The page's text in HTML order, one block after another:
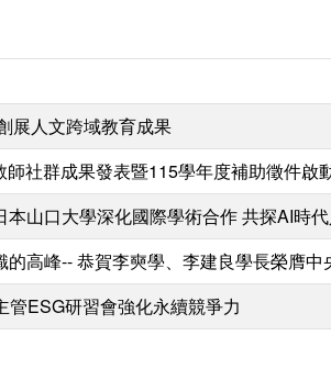
展人文跨域教育成果
社群成果發表暨115學年度補助徵件啟
山口大學深化國際學術合作 共探AI時
的高峰-- 恭賀李奭學、李建良學長榮膺
管ESG研習會強化永續競爭力